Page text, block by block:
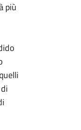
più